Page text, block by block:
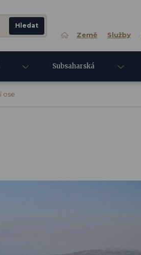
Země Služby
Subsaharská
ose